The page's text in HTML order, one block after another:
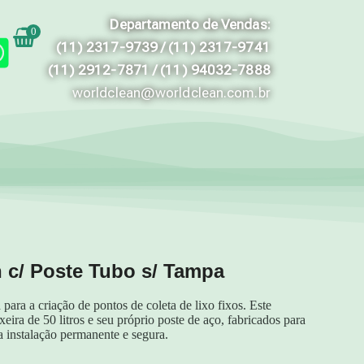
0
Departamento de Vendas:
(11) 2317-9739 / (11) 2317-9741
(11) 2912-7871 / (11) 94032-7888
worldclean@worldclean.com.br
Poste Tubo s/ Tampa
a criação de pontos de coleta de lixo fixos. Este
de 50 litros e seu próprio poste de aço, fabricados para
permanente e segura.